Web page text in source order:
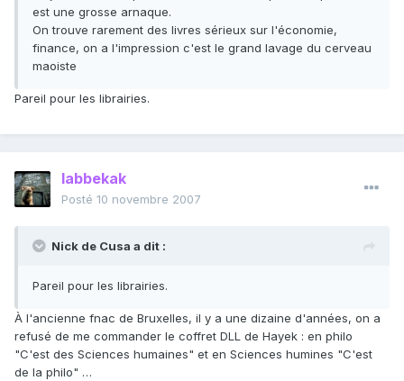
est une grosse arnaque.
On trouve rarement des livres sérieux sur l'économie,
finance, on a l'impression c'est le grand lavage du cerveau
maoiste
Pareil pour les librairies.
labbekak
Posté 10 novembre 2007
Nick de Cusa a dit :
Pareil pour les librairies.
À l'ancienne fnac de Bruxelles, il y a une dizaine d'années, on a
refusé de me commander le coffret DLL de Hayek : en philo
"C'est des Sciences humaines" et en Sciences humines "C'est
de la philo" …